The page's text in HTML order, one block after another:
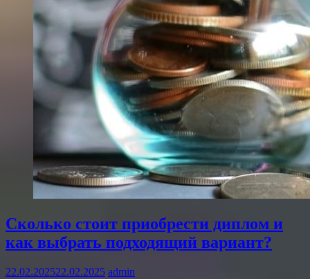
Сколько стоит приобрести диплом и
как выбрать подходящий вариант?
22.02.202522.02.2025 admin